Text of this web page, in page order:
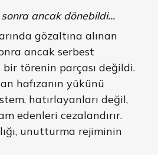
sonra ancak dönebildi…
gözaltına alınan
ancak serbest
törenin parçası değildi.
hafızanın yükünü
hatırlayanları değil,
edenleri cezalandırır.
unutturma rejiminin